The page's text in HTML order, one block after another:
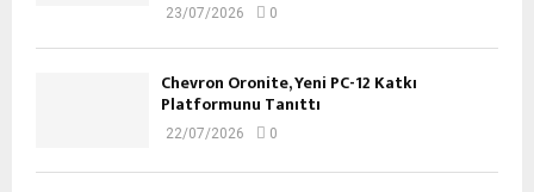
23/07/2026 0
Chevron Oronite, Yeni PC-12 Katkı
Platformunu Tanıttı
22/07/2026 0